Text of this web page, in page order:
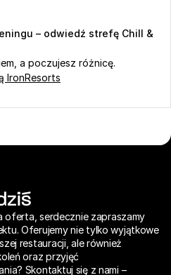
– odwiedź strefę Chill &
a poczujesz różnicę.
IronResorts
oferta, serdecznie zapraszamy
Oferujemy nie tylko wyjątkowe
restauracji, ale również
oraz przyjęć
Skontaktuj się z nami –